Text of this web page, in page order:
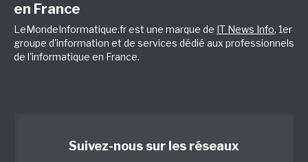
en France
LeMondeInformatique.fr est une marque de IT News Info, 1er
groupe d'information et de services dédié aux professionnels
de l'informatique en France.
Suivez-nous sur les réseaux